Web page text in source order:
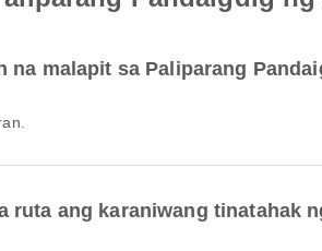
na malapit sa Paliparang
ruta ang karaniwang tinatahak